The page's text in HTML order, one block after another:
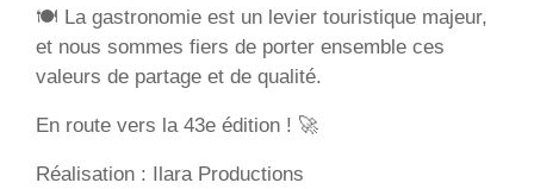
🍽️ La gastronomie est un levier touristique majeur,
et nous sommes fiers de porter ensemble ces
valeurs de partage et de qualité.
En route vers la 43e édition ! 🚀
Réalisation : Ilara Productions